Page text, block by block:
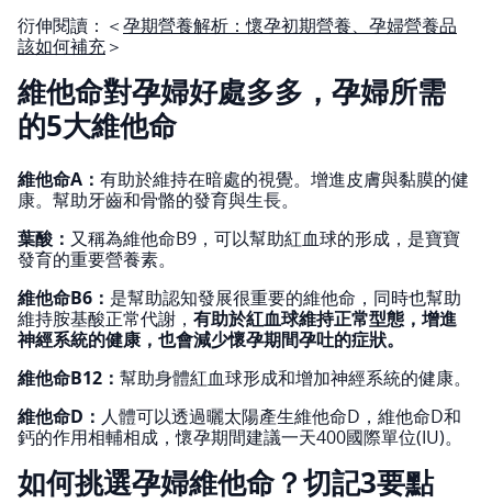
衍伸閱讀：＜孕期營養解析：懷孕初期營養、孕婦營養品
該如何補充＞
維他命對孕婦好處多多，孕婦所需
的5大維他命
維他命A： 有助於維持在暗處的視覺。增進皮膚與黏膜的健
康。幫助牙齒和骨骼的發育與生長。
葉酸： 又稱為維他命B9，可以幫助紅血球的形成，是寶寶
發育的重要營養素。
維他命B6： 是幫助認知發展很重要的維他命，同時也幫助
維持胺基酸正常代謝， 有助於紅血球維持正常型態，增進
神經系統的健康，也會減少懷孕期間孕吐的症狀。
維他命B12： 幫助身體紅血球形成和增加神經系統的健康。
維他命D： 人體可以透過曬太陽產生維他命D，維他命D和
鈣的作用相輔相成，懷孕期間建議一天400國際單位(IU)。
如何挑選孕婦維他命？切記3要點